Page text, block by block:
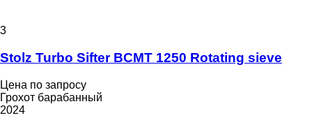
3
Stolz Turbo Sifter BCMT 1250 Rotating sieve
Цена по запросу
Грохот барабанный
2024